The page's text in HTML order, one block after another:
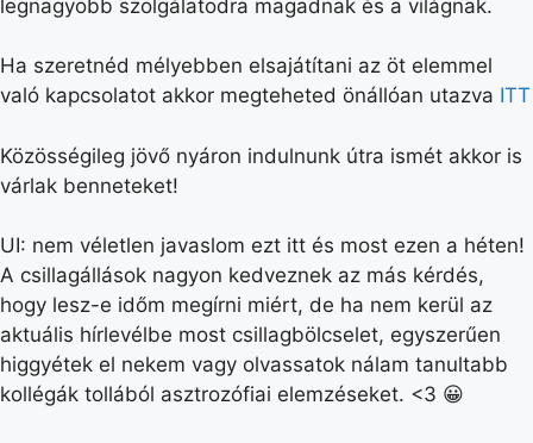
legnagyobb szolgálatodra magadnak és a világnak.
Ha szeretnéd mélyebben elsajátítani az öt elemmel
való kapcsolatot akkor megteheted önállóan utazva ITT
Közösségileg jövő nyáron indulnunk útra ismét akkor is
várlak benneteket!
UI: nem véletlen javaslom ezt itt és most ezen a héten!
A csillagállások nagyon kedveznek az más kérdés,
hogy lesz-e időm megírni miért, de ha nem kerül az
aktuális hírlevélbe most csillagbölcselet, egyszerűen
higgyétek el nekem vagy olvassatok nálam tanultabb
kollégák tollából asztrozófiai elemzéseket. <3 😀